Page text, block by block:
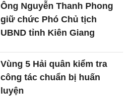
Ông Nguyễn Thanh Phong
giữ chức Phó Chủ tịch
UBND tỉnh Kiên Giang
Vùng 5 Hải quân kiểm tra
công tác chuẩn bị huấn
luyện